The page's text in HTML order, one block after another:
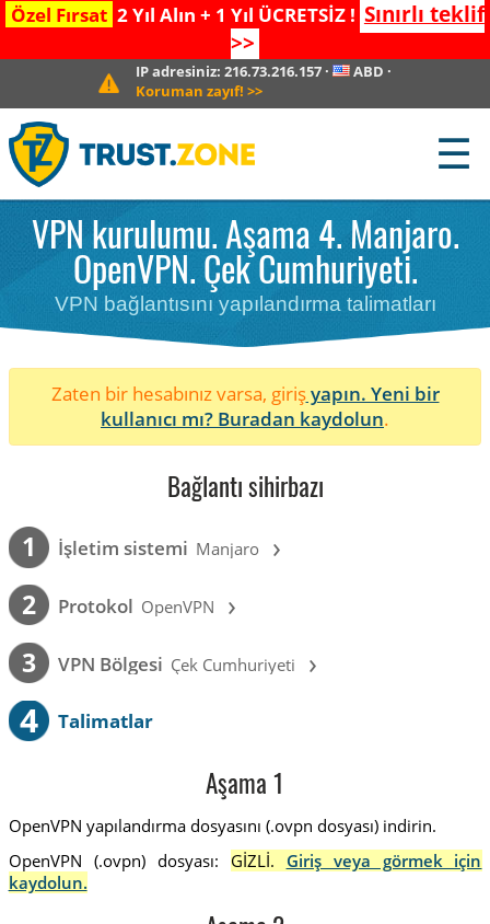
Özel Fırsat 2 Yıl Alın + 1 Yıl ÜCRETSİZ ! Sınırlı teklif
>>
IP adresiniz:216.73.216.157 · ABD ·
Koruman zayıf! >>
☰
VPN kurulumu. Aşama 4. Manjaro.
OpenVPN. Çek Cumhuriyeti.
VPN bağlantısını yapılandırma talimatları
Zaten bir hesabınız varsa, girişyapın. Yeni bir
kullanıcı mı? Buradan kaydolun.
Bağlantı sihirbazı
1 İşletim sistemi Manjaro ›
2 Protokol OpenVPN ›
3 VPN Bölgesi Çek Cumhuriyeti ›
4 Talimatlar
Aşama 1
OpenVPN yapılandırma dosyasını (.ovpn dosyası) indirin.
OpenVPN (.ovpn) dosyası:
GİZLİ. Giriş veya görmek için
kaydolun.